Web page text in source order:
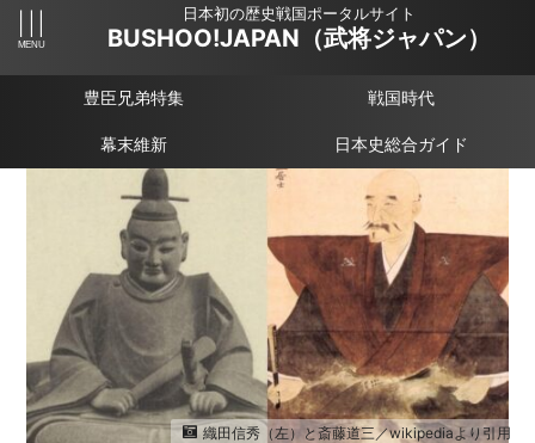
日本初の歴史戦国ポータルサイト
BUSHOO!JAPAN（武将ジャパン）
豊臣兄弟特集 戦国時代
幕末維新 日本史総合ガイド
織田信秀（左）と斎藤道三／wikipediaより引用